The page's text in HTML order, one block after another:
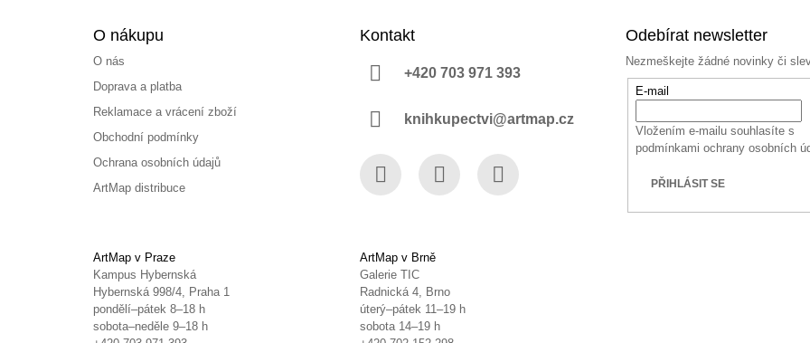
O nákupu
O nás
Doprava a platba
Reklamace a vrácení zboží
Obchodní podmínky
Ochrana osobních údajů
ArtMap distribuce
Kontakt
+420 703 971 393
knihkupectvi@artmap.cz
Odebírat newsletter
Nezmeškejte žádné novinky či
E-mail
Vložením e-mailu souhlasíte s
podmínkami ochrany osobních
PŘIHLÁSIT SE
ArtMap v Praze
Kampus Hybernská
Hybernská 998/4, Praha 1
pondělí–pátek 8–18 h
sobota–neděle 9–18 h
ArtMap v Brně
Galerie TIC
Radnická 4, Brno
úterý–pátek 11–19 h
sobota 14–19 h